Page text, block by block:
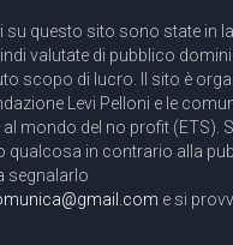
su questo sito sono state in
valutate di pubblico
scopo di lucro. Il sito è
Levi Pelloni e le
mondo del no profit (ETS).
qualcosa in contrario alla
segnalarlo
e si